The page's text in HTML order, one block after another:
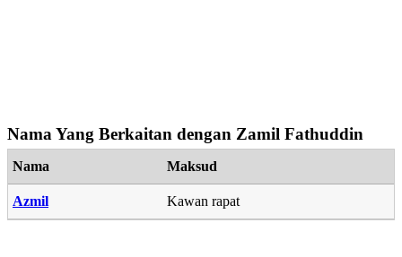
Nama Yang Berkaitan dengan Zamil Fathuddin
Nama Maksud
Azmil Kawan rapat